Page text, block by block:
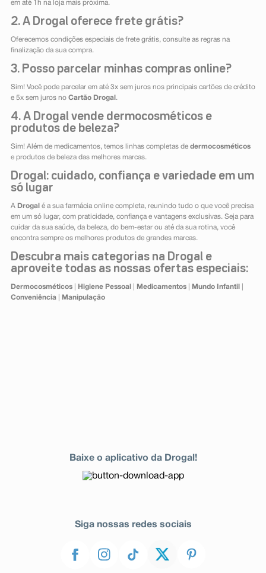
em até 1h na loja mais próxima.
2. A Drogal oferece frete grátis?
Oferecemos condições especiais de frete grátis, consulte as regras na
finalização da sua compra.
3. Posso parcelar minhas compras online?
Sim! Você pode parcelar em até 3x sem juros nos principais cartões de crédito
e 5x sem juros no Cartão Drogal .
4. A Drogal vende dermocosméticos e
produtos de beleza?
Sim! Além de medicamentos, temos linhas completas de dermocosméticos
e produtos de beleza das melhores marcas.
Drogal: cuidado, confiança e variedade em um
só lugar
A Drogal é a sua farmácia online completa, reunindo tudo o que você precisa
em um só lugar, com praticidade, confiança e vantagens exclusivas. Seja para
cuidar da sua saúde, da beleza, do bem-estar ou até da sua rotina, você
encontra sempre os melhores produtos de grandes marcas.
Descubra mais categorias na Drogal e
aproveite todas as nossas ofertas especiais:
Dermocosméticos| Higiene Pessoal Medicamentos| Mundo Infantil
Conveniência| Manipulação
Baixe o aplicativo da Drogal!
Siga nossas redes sociais